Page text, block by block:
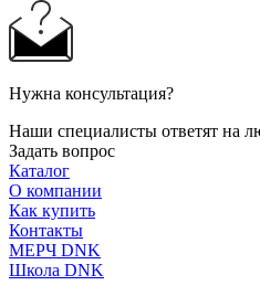
Нужна консультация?
Наши специалисты ответят на
Задать вопрос
Каталог
О компании
Как купить
Контакты
МЕРЧ DNK
Школа DNK